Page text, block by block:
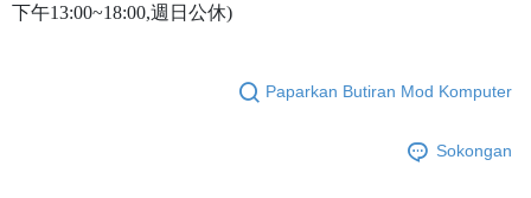
下午13:00~18:00,週日公休)
Paparkan Butiran Mod Komputer
Sokongan